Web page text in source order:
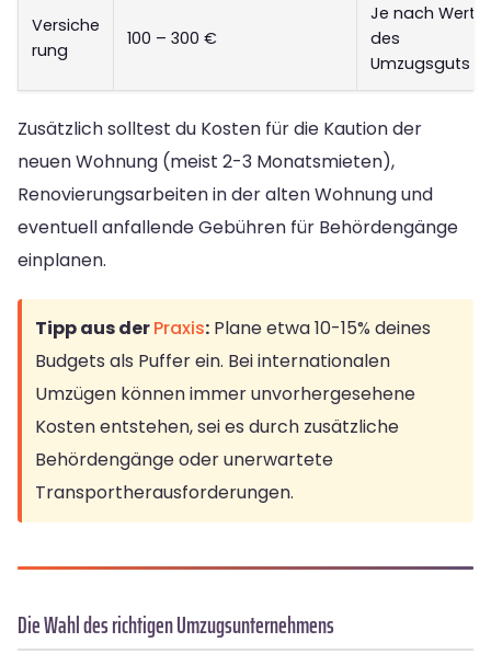
Versiche
rung
100 – 300 €
Je nach Wert
des
Umzugsguts
Zusätzlich solltest du Kosten für die Kaution der
neuen Wohnung (meist 2-3 Monatsmieten),
Renovierungsarbeiten in der alten Wohnung und
eventuell anfallende Gebühren für Behördengänge
einplanen.
Tipp aus derPraxis: Plane etwa 10-15% deines
Budgets als Puffer ein. Bei internationalen
Umzügen können immer unvorhergesehene
Kosten entstehen, sei es durch zusätzliche
Behördengänge oder unerwartete
Transportherausforderungen.
Die Wahl des richtigen Umzugsunternehmens